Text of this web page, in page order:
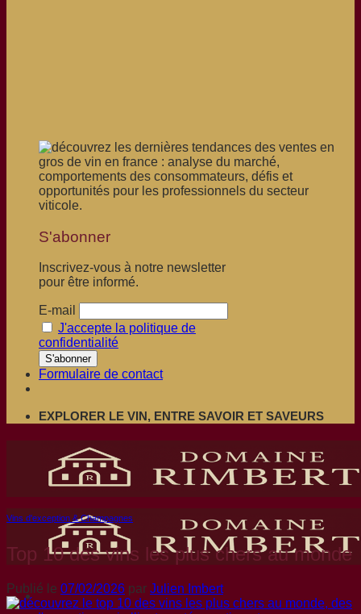
S'abonner
Inscrivez-vous à notre newsletter
pour être informé.
E-mail
J'accepte la politique de
confidentialité
Formulaire de contact
EXPLORER LE VIN, ENTRE SAVOIR ET SAVEURS
Vins d'exception & Champagnes
Top 10 des vins les plus chers au monde
Publié le 07/02/2026 par Julien Imbert